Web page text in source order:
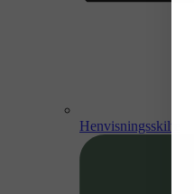
Henvisningsskilte